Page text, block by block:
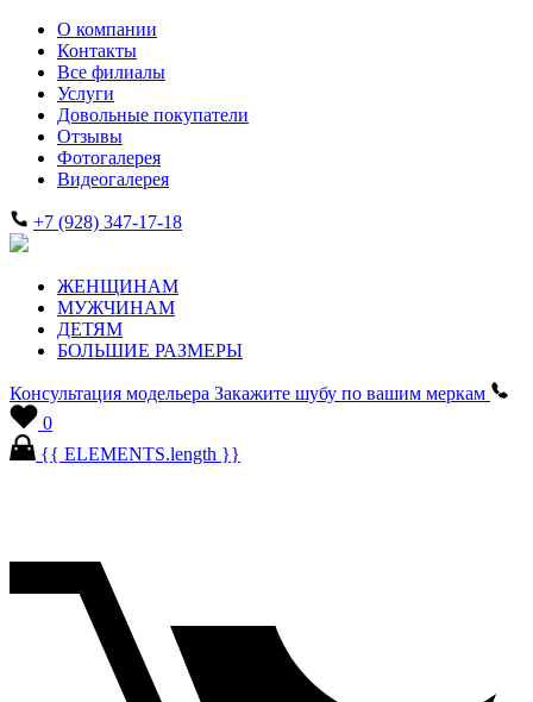
О компании
Контакты
Все филиалы
Услуги
Довольные покупатели
Отзывы
Фотогалерея
Видеогалерея
+7 (928) 347-17-18
ЖЕНЩИНАМ
МУЖЧИНАМ
ДЕТЯМ
БОЛЬШИЕ РАЗМЕРЫ
Консультация модельера Закажите шубу по вашим меркам
0
{{ ELEMENTS.length }}